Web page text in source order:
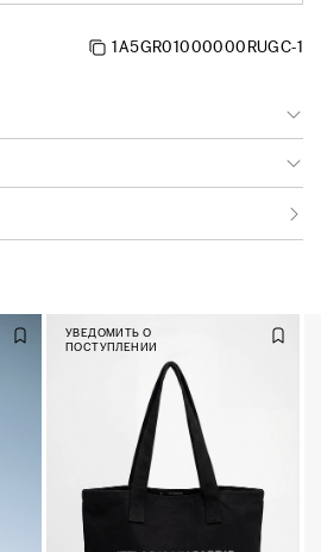
1A5GR01000000RUGC-1
УВЕДОМИТЬ О
ПОСТУПЛЕНИИ